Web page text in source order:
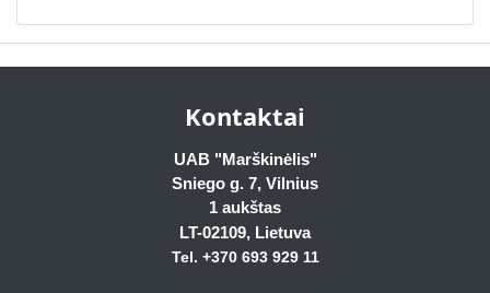
Kontaktai
UAB "Marškinėlis"
Sniego g. 7, Vilnius
1 aukštas
LT-02109, Lietuva
Tel. +370 693 929 11